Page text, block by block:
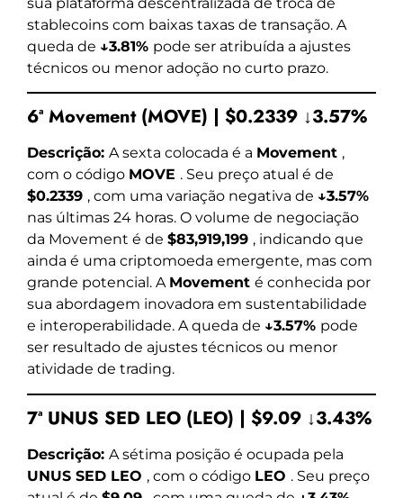
stablecoins com baixas taxas de transação. A
queda de ↓3.81% pode ser atribuída a ajustes
técnicos ou menor adoção no curto prazo.
6ª Movement (MOVE) | $0.2339 ↓3.57%
Descrição: A sexta colocada é a Movement ,
com o código MOVE . Seu preço atual é de
$0.2339 , com uma variação negativa de ↓3.57%
nas últimas 24 horas. O volume de negociação
da Movement é de $83,919,199 , indicando que
ainda é uma criptomoeda emergente, mas com
grande potencial. A Movement é conhecida por
sua abordagem inovadora em sustentabilidade
e interoperabilidade. A queda de ↓3.57% pode
ser resultado de ajustes técnicos ou menor
atividade de trading.
7ª UNUS SED LEO (LEO) | $9.09 ↓3.43%
Descrição: A sétima posição é ocupada pela
UNUS SED LEO , com o código LEO . Seu preço